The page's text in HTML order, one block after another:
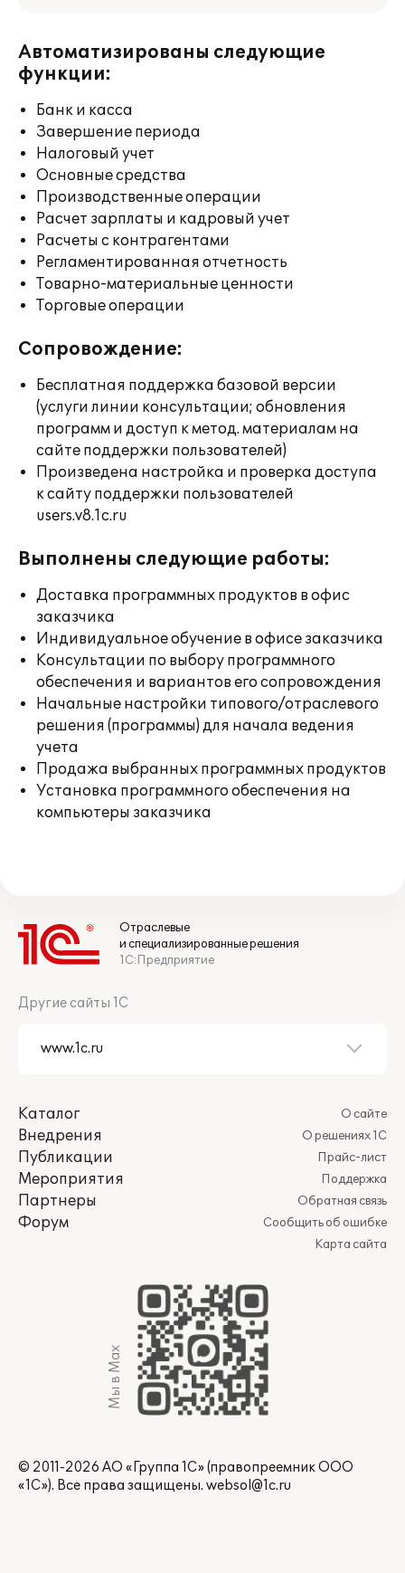
Автоматизированы следующие
функции:
Банк и касса
Завершение периода
Налоговый учет
Основные средства
Производственные операции
Расчет зарплаты и кадровый учет
Расчеты с контрагентами
Регламентированная отчетность
Товарно-материальные ценности
Торговые операции
Сопровождение:
Бесплатная поддержка базовой версии
(услуги линии консультации; обновления
программ и доступ к метод. материалам на
сайте поддержки пользователей)
Произведена настройка и проверка доступа
к сайту поддержки пользователей
users.v8.1c.ru
Выполнены следующие работы:
Доставка программных продуктов в офис
заказчика
Индивидуальное обучение в офисе заказчика
Консультации по выбору программного
обеспечения и вариантов его сопровождения
Начальные настройки типового/отраслевого
решения (программы) для начала ведения
учета
Продажа выбранных программных продуктов
Установка программного обеспечения на
компьютеры заказчика
Отраслевые
и специализированные решения
1С:Предприятие
Другие сайты 1С
Каталог
Внедрения
Публикации
Мероприятия
Партнеры
Форум
О сайте
О решениях 1С
Прайс-лист
Поддержка
Обратная связь
Сообщить об ошибке
Карта сайта
Мы в Max
© 2011-2026 АО «Группа 1С» (правопреемник ООО
«1С»). Все права защищены. websol@1c.ru